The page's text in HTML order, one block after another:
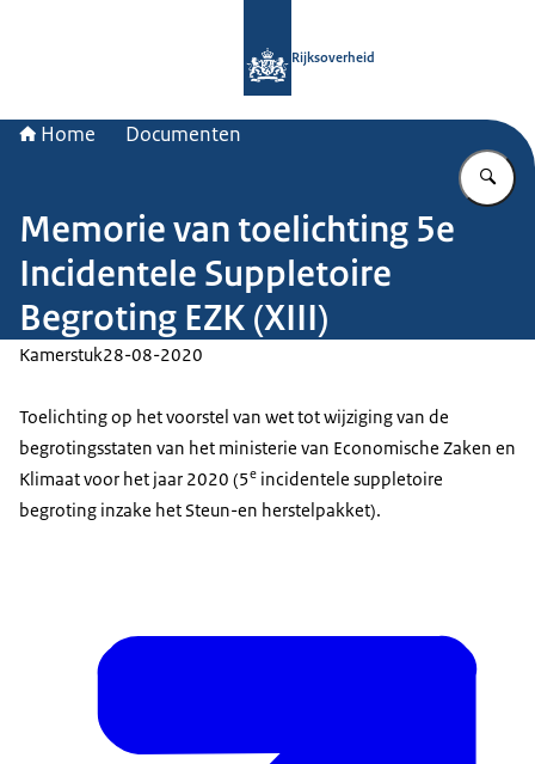
Rijksoverheid
Home Documenten
Memorie van toelichting 5e
Incidentele Suppletoire
Begroting EZK (XIII)
Kamerstuk28-08-2020
Toelichting op het voorstel van wet tot wijziging van de
begrotingsstaten van het ministerie van Economische Zaken en
Klimaat voor het jaar 2020 (5e incidentele suppletoire
begroting inzake het Steun-en herstelpakket).